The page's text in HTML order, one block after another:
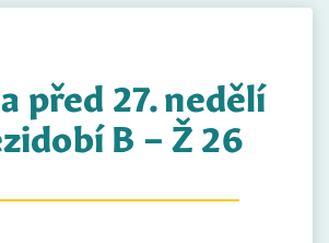
před 27. nedělí
B – Ž 26